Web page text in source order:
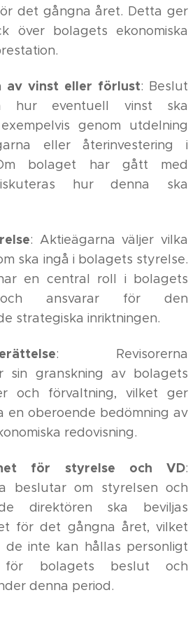
det gångna året. Detta ger
över bolagets ekonomiska
av vinst eller förlust: Beslut
hur eventuell vinst ska
genom utdelning
eller återinvestering i
bolaget har gått med
hur denna ska
: Aktieägarna väljer vilka
ska ingå i bolagets styrelse.
en central roll i bolagets
ansvarar för den
strategiska inriktningen.
: Revisorerna
sin granskning av bolagets
och förvaltning, vilket ger
en oberoende bedömning av
redovisning.
för styrelse och VD:
beslutar om styrelsen och
direktören ska beviljas
för det gångna året, vilket
de inte kan hållas personligt
för bolagets beslut och
denna period.